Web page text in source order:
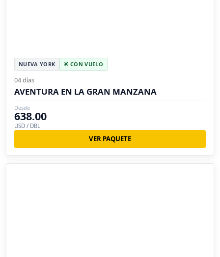
NUEVA YORK CON VUELO
04 días
AVENTURA EN LA GRAN MANZANA
Desde
638.00
USD / DBL
VER PAQUETE